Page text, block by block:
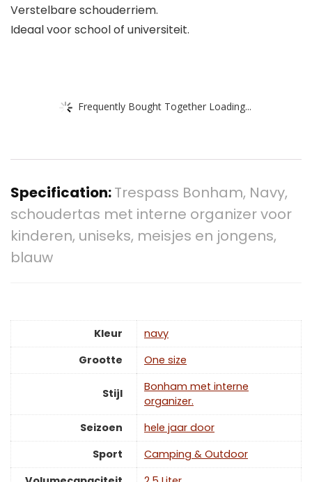
Verstelbare schouderriem.
Ideaal voor school of universiteit.
Frequently Bought Together Loading...
Specification:Trespass Bonham, Navy,
schoudertas met interne organizer voor
kinderen, uniseks, meisjes en jongens,
blauw
Kleur
‎navy
Grootte
‎One size
Stijl
‎Bonham met interne
organizer.
Seizoen
‎hele jaar door
Sport
‎Camping & Outdoor